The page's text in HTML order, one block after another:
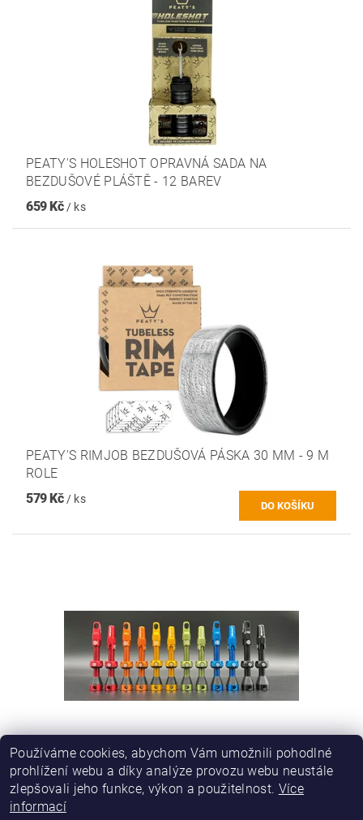
PEATY'S HOLESHOT OPRAVNÁ SADA NA
BEZDUŠOVÉ PLÁŠTĚ - 12 BAREV
659 Kč / ks
PEATY'S RIMJOB BEZDUŠOVÁ PÁSKA 30 MM - 9 M
ROLE
579 Kč/ ks
SENDHIT TUBELESS VENTILKY
699 Kč/ ks
Používáme cookies, abychom Vám umožnili pohodlné
prohlížení webu a díky analýze provozu webu neustále
zlepšovali jeho funkce, výkon a použitelnost. Více
informací